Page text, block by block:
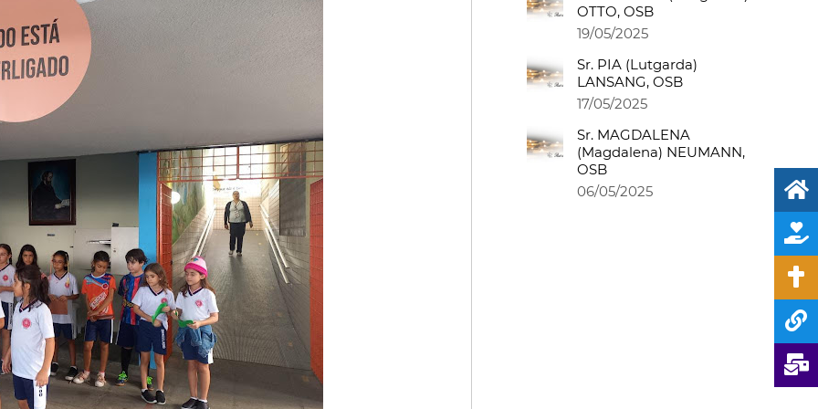
OTTO, OSB
19/05/2025
Sr. PIA (Lutgarda)
LANSANG, OSB
17/05/2025
Sr. MAGDALENA
(Magdalena) NEUMANN,
OSB
06/05/2025